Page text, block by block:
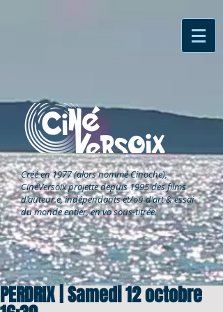
Créé en 1977 (alors nommé Cinoche),
CinéVersoixprojette depuis 1995 des films
d'auteur.e, indépendants et/ou d'art & essai
du monde entier, en vo sous-titrée.
PERDRIX | Samedi 12 octobre